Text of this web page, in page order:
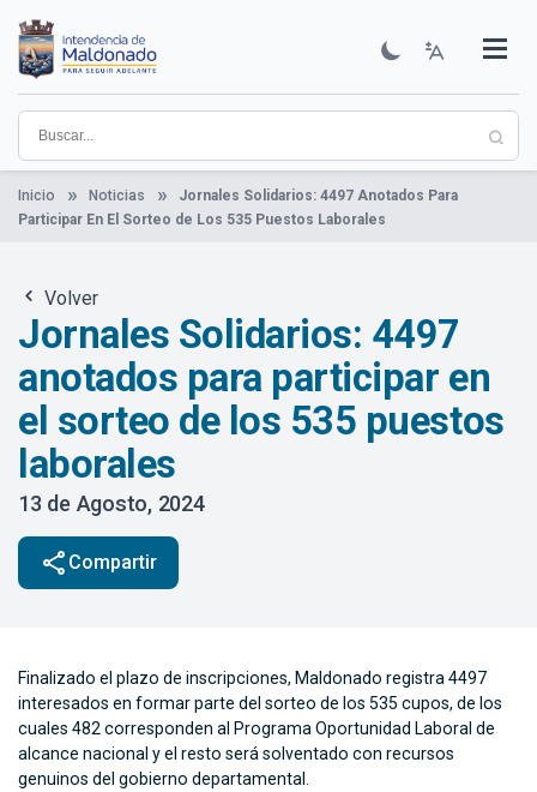
contenido
principal
Institucional
Municipios
Descubre Maldonado
Comunicación
Servicios
Guía De Trámites
Ver Noticias
Inicio Noticias
Jornales Solidarios: 4497 Anotados Para
Participar En El Sorteo de Los 535 Puestos Laborales
Volver
Jornales Solidarios: 4497
anotados para participar en
el sorteo de los 535 puestos
laborales
13 de Agosto, 2024
share Compartir
Finalizado el plazo de inscripciones, Maldonado registra 4497
interesados en formar parte del sorteo de los 535 cupos, de los
cuales 482 corresponden al Programa Oportunidad Laboral de
alcance nacional y el resto será solventado con recursos
genuinos del gobierno departamental.